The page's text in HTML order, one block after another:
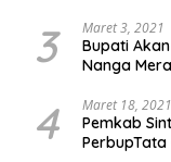
3 Maret 3, 2021
Bupati
Nanga
4 Maret 18, 2021
Pemkab